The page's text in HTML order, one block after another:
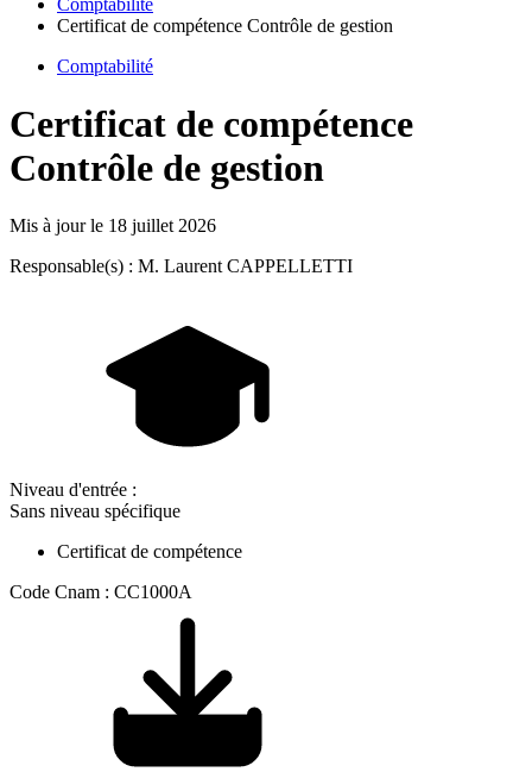
Certificat de compétence Contrôle de gestion
Comptabilité
Certificat de compétence
Contrôle de gestion
Mis à jour le 18 juillet 2026
Responsable(s) : M. Laurent CAPPELLETTI
Niveau d'entrée :
Sans niveau spécifique
Certificat de compétence
Code Cnam : CC1000A